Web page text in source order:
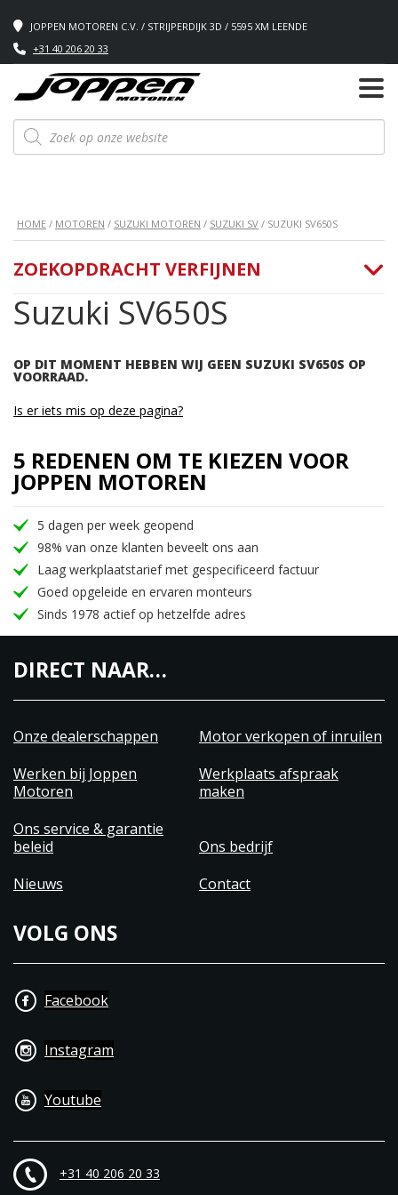
JOPPEN MOTOREN C.V. / STRIJPERDIJK 3D / 5595 XM LEENDE
+31 40 206 20 33
Producten
zoeken
HOME / MOTOREN / SUZUKI MOTOREN / SUZUKI SV / SUZUKI SV650S
Suzuki SV650S
OP DIT MOMENT HEBBEN WIJ GEEN SUZUKI SV650S OP
VOORRAAD.
ZOEKOPDRACHT VERFIJNEN
Is er iets mis op deze pagina?
5 REDENEN OM TE KIEZEN VOOR
JOPPEN MOTOREN
5 dagen per week geopend
98% van onze klanten beveelt ons aan
Laag werkplaatstarief met gespecificeerd factuur
Goed opgeleide en ervaren monteurs
Sinds 1978 actief op hetzelfde adres
DIRECT NAAR…
Onze dealerschappen
Motor verkopen of inruilen
Werken bij Joppen
Motoren
Werkplaats afspraak
maken
Ons service & garantie
beleid
Ons bedrijf
Nieuws
Contact
VOLG ONS
Facebook
Instagram
Youtube
+31 40 206 20 33